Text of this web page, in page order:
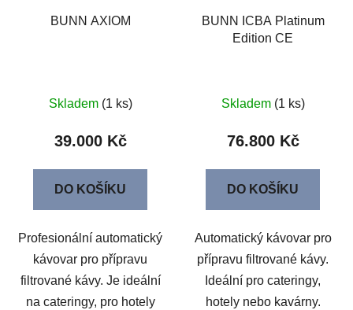
BUNN AXIOM
Skladem (1 ks)
39.000 Kč
DO KOŠÍKU
Profesionální automatický
kávovar pro přípravu
filtrované kávy. Je ideální
na cateringy, pro hotely
BUNN ICBA Platinum
Edition CE
Skladem (1 ks)
76.800 Kč
DO KOŠÍKU
Automatický kávovar pro
přípravu filtrované kávy.
Ideální pro cateringy,
hotely nebo kavárny.